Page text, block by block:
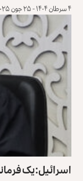
۴ سرطان ۱۴۰۴ - ۲۵ جون ۲۰۲۵
اسرائیل: یک